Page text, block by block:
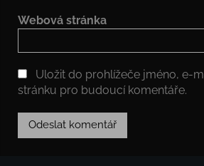
Webová stránka
Uložit do prohlížeče jméno, e-
stránku pro budoucí komentáře.